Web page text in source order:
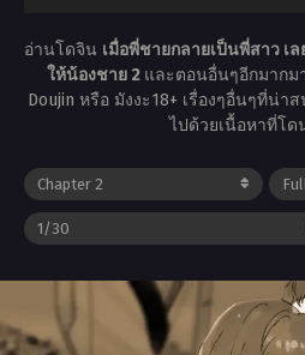
อ่านโดจิน เมื่อพี่ชายกลายเป็นพี่สาว เ
ให้น้องชาย 2 และตอนอื่นๆอีกมากม
Doujin หรือ มังงะ18+ เรื่องๆอื่นๆที่น่
ไปด้วยเนื้อหาที่โด